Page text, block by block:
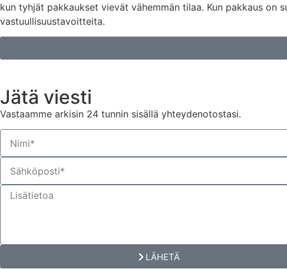
kun tyhjät pakkaukset vievät vähemmän tilaa. Kun pakkaus
vastuullisuustavoitteita.
Jätä viesti
Vastaamme arkisin 24 tunnin sisällä yhteydenotostasi.
LÄHETÄ